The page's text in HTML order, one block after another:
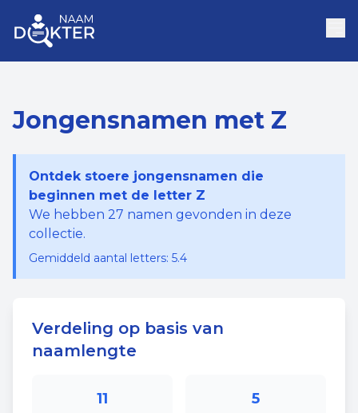
Jongensnamen met Z
Ontdek stoere jongensnamen die
beginnen met de letter Z
We hebben 27 namen gevonden in deze
collectie.
Gemiddeld aantal letters: 5.4
Verdeling op basis van
naamlengte
11 5